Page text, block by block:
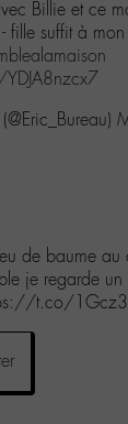
Billie et ce
fille suffit à mon
de baume au
je regarde
t.co/